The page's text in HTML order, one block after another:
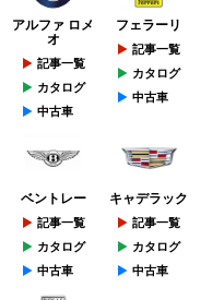
アルファ ロメ
オ
記事一覧
カタログ
中古車
フェラーリ
記事一覧
カタログ
中古車
ベントレー
記事一覧
カタログ
中古車
キャデラック
記事一覧
カタログ
中古車